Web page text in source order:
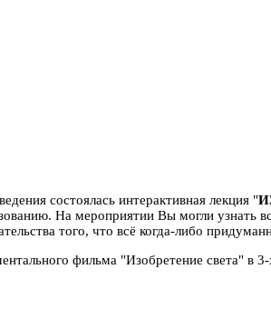
состоялась интерактивная лекция "
На мероприятии Вы могли узнать
того, что всё когда-либо
фильма "Изобретение света" в 3-